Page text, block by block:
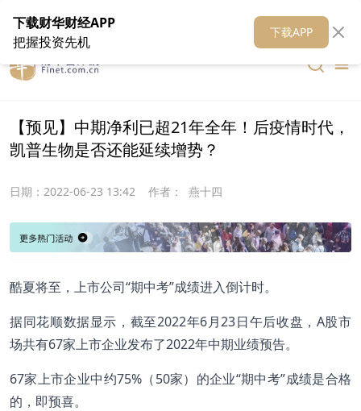
在线客服 关于我们 财华媒体矩阵 财华智库
【预见】中期净利已超21年全年！后疫情时代，
凯普生物是否还能延续增势？
日期： 2022-06-23 13:42 作者： 燕十四
酷夏将至，上市公司“期中考”成绩进入倒计时。
据同花顺数据显示，截至2022年6月23日午后收盘，A股市
场共有67家上市企业发布了2022年中期业绩预告。
67家上市企业中约75%（50家）的企业“期中考”成绩是合格
的，即预喜。
下载财华财经APP
把握投资先机
下载APP